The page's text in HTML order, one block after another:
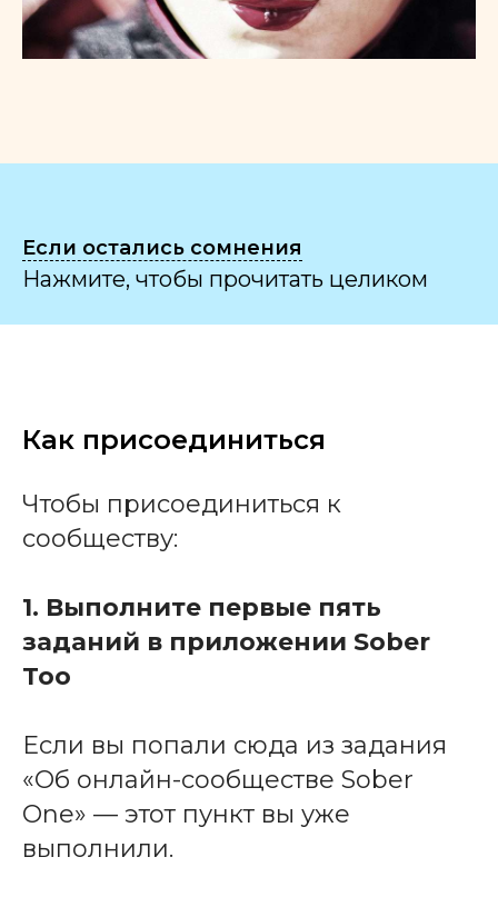
Если остались сомнения
Нажмите, чтобы прочитать целиком
Как присоединиться
Чтобы присоединиться к
сообществу:
1. Выполните первые пять
заданий в приложении Sober
Too
Если вы попали сюда из задания
«Об онлайн-сообществе Sober
One» — этот пункт вы уже
выполнили.